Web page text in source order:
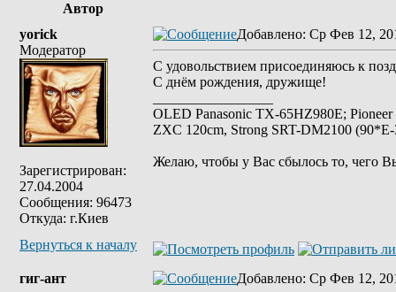
Автор
yorick
Модератор
Зарегистрирован:
27.04.2004
Сообщения: 96473
Откуда: г.Киев
Добавлено: Ср Фев 12,
С удовольствием присоединяюсь к
С днём рождения, дружище!
OLED Panasonic TX-65HZ980E;
ZXC 120cm, Strong SRT-DM2100
Желаю, чтобы у Вас сбылось то, чего
Вернуться к началу
гиг-ант Добавлено: Ср Фев 12,